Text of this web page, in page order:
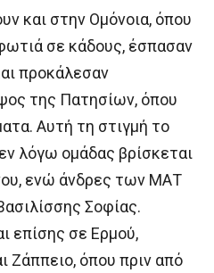
και στην Ομόνοια, όπου
σε κάδους, έσπασαν
προκάλεσαν
της Πατησίων, όπου
Αυτή τη στιγμή το
λόγω ομάδας βρίσκεται
ενώ άνδρες των ΜΑΤ
Σοφίας.
επίσης σε Ερμού,
Ζάππειο, όπου πριν από